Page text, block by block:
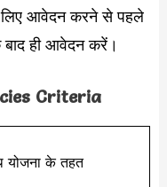
आवेदन करने से पहले
ही आवेदन करें।
Criteria
योजना के तहत